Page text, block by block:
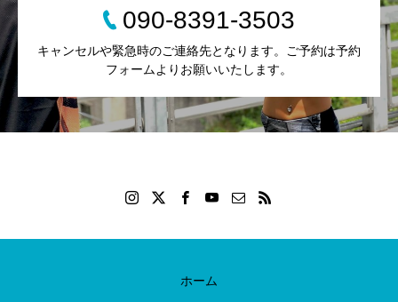
090-8391-3503
キャンセルや緊急時のご連絡先となります。ご予約は予約
フォームよりお願いいたします。
ホーム